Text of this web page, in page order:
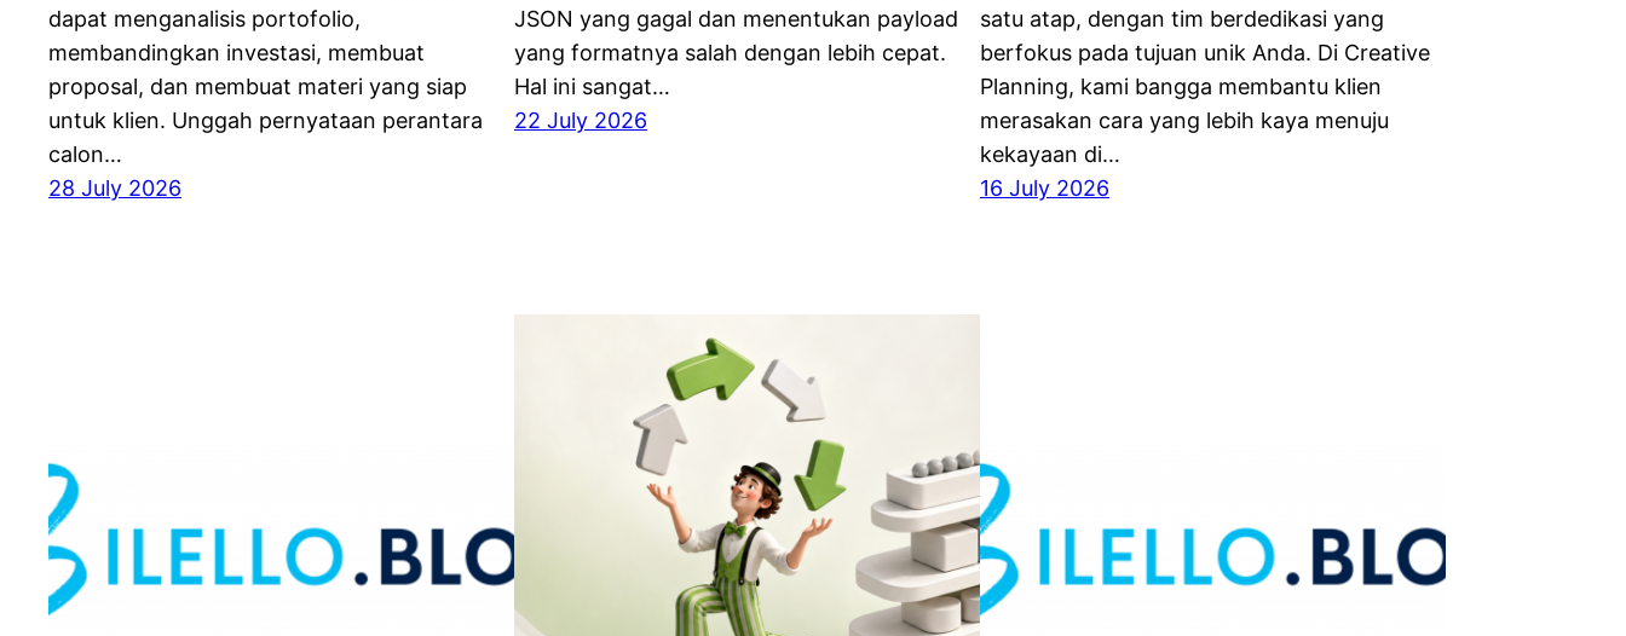
dapat menganalisis portofolio,
membandingkan investasi, membuat
proposal, dan membuat materi yang siap
untuk klien. Unggah pernyataan perantara
calon…
28 July 2026
JSON yang gagal dan menentukan payload
yang formatnya salah dengan lebih cepat.
Hal ini sangat…
22 July 2026
satu atap, dengan tim berdedikasi yang
berfokus pada tujuan unik Anda. Di Creative
Planning, kami bangga membantu klien
merasakan cara yang lebih kaya menuju
kekayaan di…
16 July 2026